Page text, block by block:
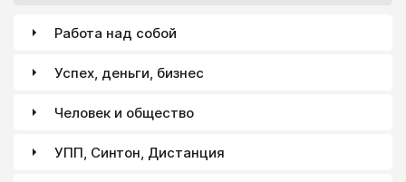
Работа над собой
Успех, деньги, бизнес
Человек и общество
УПП, Синтон, Дистанция